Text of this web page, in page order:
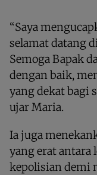
“Saya
selamat datang
Semoga Bapak
dengan baik,
yang dekat bagi
ujar Maria.
Ia juga
yang erat antara
kepolisian demi